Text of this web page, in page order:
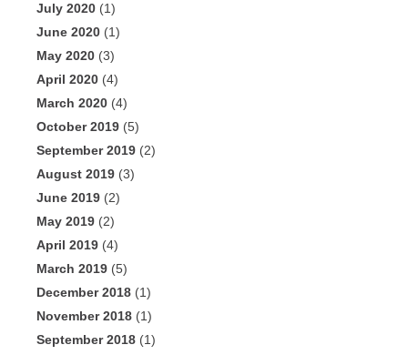
July 2020 (1)
June 2020 (1)
May 2020 (3)
April 2020 (4)
March 2020 (4)
October 2019 (5)
September 2019 (2)
August 2019 (3)
June 2019 (2)
May 2019 (2)
April 2019 (4)
March 2019 (5)
December 2018 (1)
November 2018 (1)
September 2018 (1)